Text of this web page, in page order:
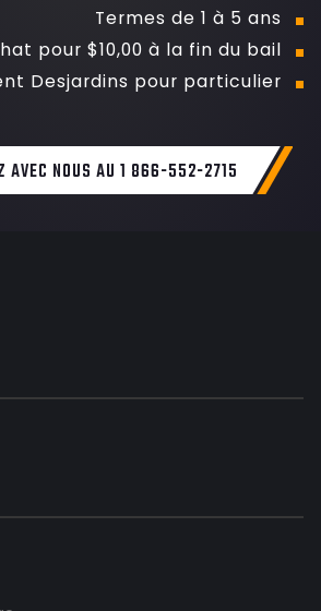
Termes de 1 à 5 ans
pour $10,00 à la fin du bail
Desjardins pour particulier
AVEC NOUS AU 1 866-552-2715